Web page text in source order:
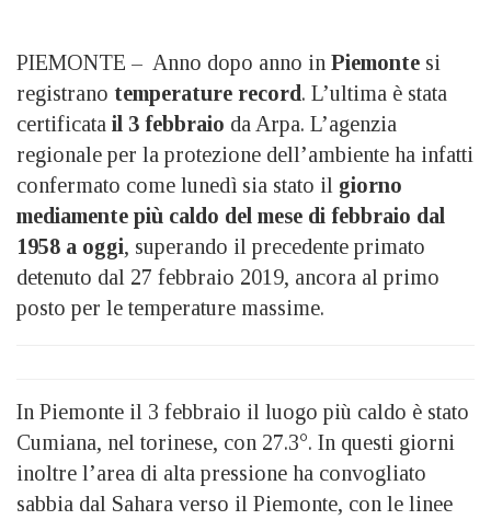
PIEMONTE – Anno dopo anno in Piemonte si
registrano temperature record. L’ultima è stata
certificata il 3 febbraio da Arpa. L’agenzia
regionale per la protezione dell’ambiente ha infatti
confermato come lunedì sia stato il giorno
mediamente più caldo del mese di febbraio dal
1958 a oggi, superando il precedente primato
detenuto dal 27 febbraio 2019, ancora al primo
posto per le temperature massime.
In Piemonte il 3 febbraio il luogo più caldo è stato
Cumiana, nel torinese, con 27.3°. In questi giorni
inoltre l’area di alta pressione ha convogliato
sabbia dal Sahara verso il Piemonte, con le linee